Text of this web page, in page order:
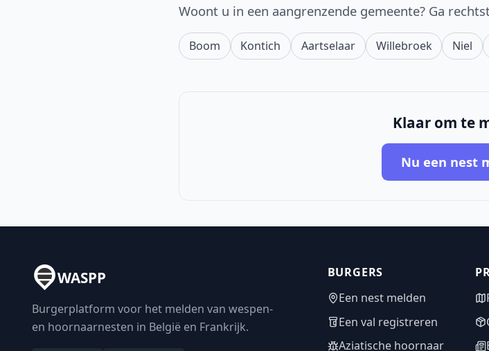
Woont u in een aangrenzende gemeente? Ga
Boom Kontich Aartselaar Willebroek Niel
Klaar om te
Nu een nest
WASPP
Burgerplatform voor het melden van wespen-
en hoornaarnesten in België en Frankrijk.
BURGERS
Een nest melden
Een val registreren
Aziatische hoornaar